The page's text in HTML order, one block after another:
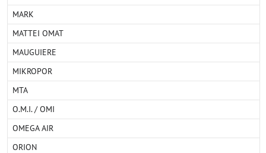
MARK
MATTEI OMAT
MAUGUIERE
MIKROPOR
MTA
O.M.I. / OMI
OMEGA AIR
ORION